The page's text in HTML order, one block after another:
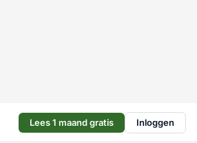
Lees 1 maand gratis Inloggen